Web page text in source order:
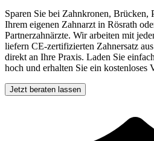
Sparen Sie bei Zahnkronen, Brücken,
Ihrem eigenen Zahnarzt in Rösrath
Partnerzahnärzte. Wir arbeiten mit
liefern CE-zertifizierten Zahnersatz
direkt an Ihre Praxis. Laden Sie
hoch und erhalten Sie ein kostenloses
Jetzt beraten lassen